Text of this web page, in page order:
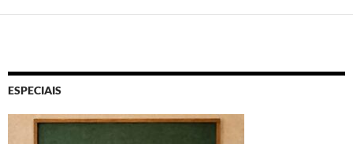
ESPECIAIS